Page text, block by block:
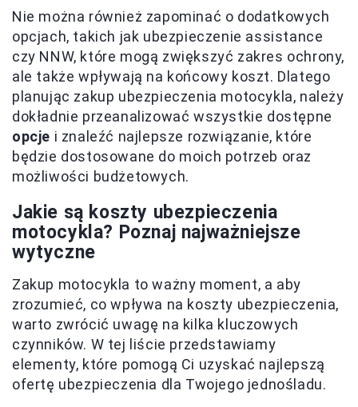
Nie można również zapominać o dodatkowych
opcjach, takich jak ubezpieczenie assistance
czy NNW, które mogą zwiększyć zakres ochrony,
ale także wpływają na końcowy koszt. Dlatego
planując zakup ubezpieczenia motocykla, należy
dokładnie przeanalizować wszystkie dostępne
opcje i znaleźć najlepsze rozwiązanie, które
będzie dostosowane do moich potrzeb oraz
możliwości budżetowych.
Jakie są koszty ubezpieczenia
motocykla? Poznaj najważniejsze
wytyczne
Zakup motocykla to ważny moment, a aby
zrozumieć, co wpływa na koszty ubezpieczenia,
warto zwrócić uwagę na kilka kluczowych
czynników. W tej liście przedstawiamy
elementy, które pomogą Ci uzyskać najlepszą
ofertę ubezpieczenia dla Twojego jednośladu.